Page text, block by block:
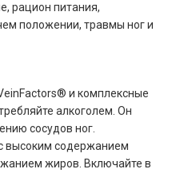
рацион питания,
положении, травмы ног и
и комплексные
алкоголем. Он
сосудов ног.
высоким содержанием
жиров. Включайте в